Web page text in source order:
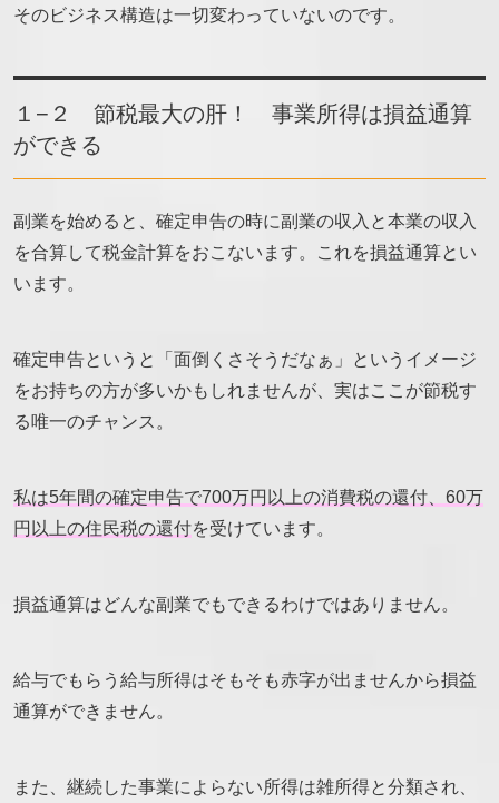
そのビジネス構造は一切変わっていないのです。
１−２ 節税最大の肝！ 事業所得は損益通算
ができる
副業を始めると、確定申告の時に副業の収入と本業の収入
を合算して税金計算をおこないます。これを損益通算とい
います。
確定申告というと「面倒くさそうだなぁ」というイメージ
をお持ちの方が多いかもしれませんが、実はここが節税す
る唯一のチャンス。
私は5年間の確定申告で700万円以上の消費税の還付、60万
円以上の住民税の還付を受けています。
損益通算はどんな副業でもできるわけではありません。
給与でもらう給与所得はそもそも赤字が出ませんから損益
通算ができません。
また、継続した事業によらない所得は雑所得と分類され、